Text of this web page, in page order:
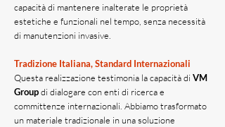
capacità di mantenere inalterate le proprietà
estetiche e funzionali nel tempo, senza necessità
di manutenzioni invasive.
Tradizione Italiana, Standard Internazionali
Questa realizzazione testimonia la capacità di VM
Groupdi dialogare con enti di ricerca e
committenze internazionali. Abbiamo trasformato
un materiale tradizionale in una soluzione